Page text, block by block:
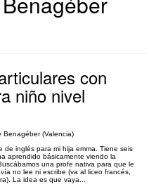
con
niño nivel
(Valencia)
de inglés para mi hija emma. Tiene seis
aprendido básicamente viendo la
una profe nativa para que le
no lee ni escribe (va al liceo francés,
La idea es que vaya...